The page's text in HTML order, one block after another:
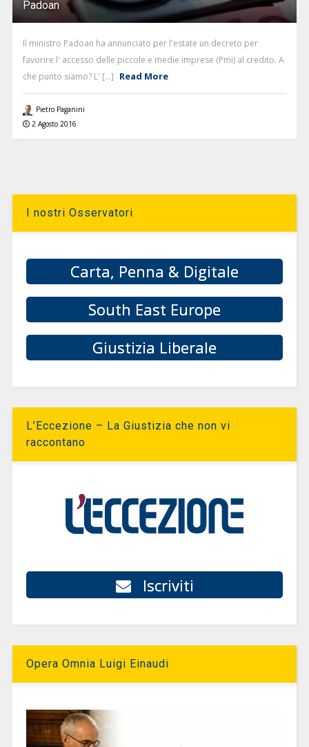
Padoan
Il ministro Padoan ha annunciato per l'estate un decreto per
favorire l' accesso delle piccole e medie imprese (Pmi) al credito. A
che punto siamo? L' [...] Read More
Pietro Paganini
2 Agosto 2016
I nostri Osservatori
Carta, Penna & Digitale
South East Europe
Giustizia Liberale
L’Eccezione – La Giustizia che non vi
raccontano
Iscriviti
Opera Omnia Luigi Einaudi